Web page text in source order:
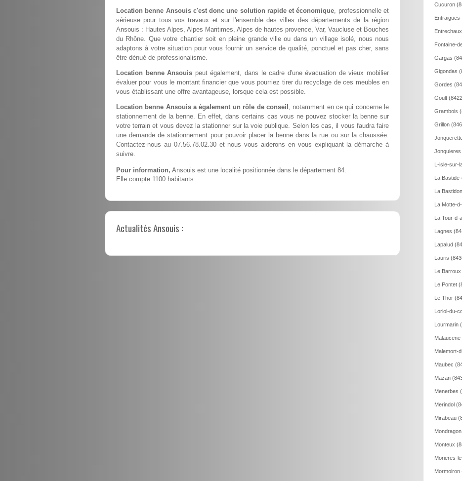
Location benne Ansouis c'est donc une solution rapide et économique, professionnelle et
sérieuse pour tous vos travaux et sur l'ensemble des villes des départements de la région
Ansouis : Hautes Alpes, Alpes Maritimes, Alpes de hautes provence, Var, Vaucluse et Bouches
du Rhône. Que votre chantier soit en pleine grande ville ou dans un village isolé, nous nous
adaptons à votre situation pour vous fournir un service de qualité, ponctuel et pas cher, sans
être dénué de professionalisme.
Location benne Ansouis peut également, dans le cadre d'une évacuation de vieux mobilier
évaluer pour vous le montant financier que vous pourriez tirer du recyclage de ces meubles en
vous établissant une offre avantageuse, lorsque cela est possible.
Location benne Ansouis a également un rôle de conseil , notamment en ce qui concerne le
stationnement de la benne. En effet, dans certains cas vous ne pouvez stocker la benne sur
votre terrain et vous devez la stationner sur la voie publique. Selon les cas, il vous faudra faire
une demande de stationnement pour pouvoir placer la benne dans la rue ou sur la chaussée.
Contactez-nous au 07.56.78.02.30 et nous vous aiderons en vous expliquant la démarche à
suivre.
Pour information, Ansouis est une localité positionnée dans le département 84.
Elle compte 1100 habitants.
Actualités Ansouis :
Cucuron
Fontaine-
Gargas
Gigondas
Gordes
Goult
Grambois
Grillon
Jonquieres
L-isle-sur-
La
La
La Motte-
La Tour-d-
Lagnes
Lapalud
Lauris
Le
Le Pontet
Le Thor
Loriol-du-
Lourmarin
Malaucene
Malemort-
Maubec
Mazan
Menerbes
Merindol
Mirabeau
Monteux
Morieres-
Mormoiron